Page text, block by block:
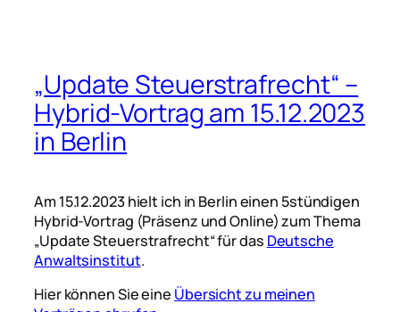
„Update Steuerstrafrecht“ –
Hybrid-Vortrag am 15.12.2023
in Berlin
Am 15.12.2023 hielt ich in Berlin einen 5stündigen
Hybrid-Vortrag (Präsenz und Online) zum Thema
„Update Steuerstrafrecht“ für das Deutsche
Anwaltsinstitut.
Hier können Sie eine Übersicht zu meinen